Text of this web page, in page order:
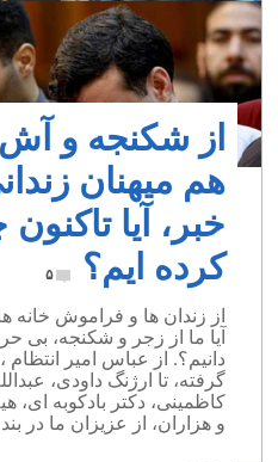
از شکنجه و
هم میهنان
خبر، آیا
کرده ایم؟
۵
از زندان ها و فراموش خانه
آیا ما از زجر و شکنجه، بی
دانیم؟. از عباس امیر
گرفته، تا ارژنگ داودی،
کاظمینی، دکتر بادکوبه ای،
و هزاران، از عزیزان ما در